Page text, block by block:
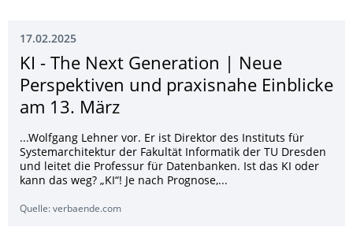
17.02.2025
KI - The Next Generation | Neue
Perspektiven und praxisnahe Einblicke
am 13. März
...Wolfgang Lehner vor. Er ist Direktor des Instituts für
Systemarchitektur der Fakultät Informatik der TU Dresden
und leitet die Professur für Datenbanken. Ist das KI oder
kann das weg? „KI“! Je nach Prognose,...
Quelle: verbaende.com